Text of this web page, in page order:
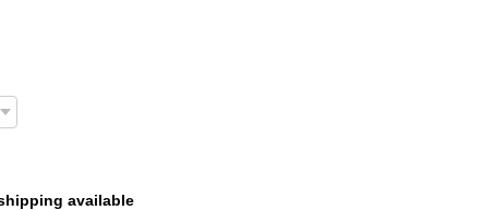
available